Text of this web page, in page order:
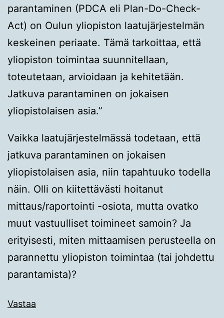
parantaminen (PDCA eli Plan-Do-Check-
Act) on Oulun yliopiston laatujärjestelmän
keskeinen periaate. Tämä tarkoittaa, että
yliopiston toimintaa suunnitellaan,
toteutetaan, arvioidaan ja kehitetään.
Jatkuva parantaminen on jokaisen
yliopistolaisen asia.”
Vaikka laatujärjestelmässä todetaan, että
jatkuva parantaminen on jokaisen
yliopistolaisen asia, niin tapahtuuko todella
näin. Olli on kiitettävästi hoitanut
mittaus/raportointi -osiota, mutta ovatko
muut vastuulliset toimineet samoin? Ja
erityisesti, miten mittaamisen perusteella on
parannettu yliopiston toimintaa (tai johdettu
parantamista)?
Vastaa